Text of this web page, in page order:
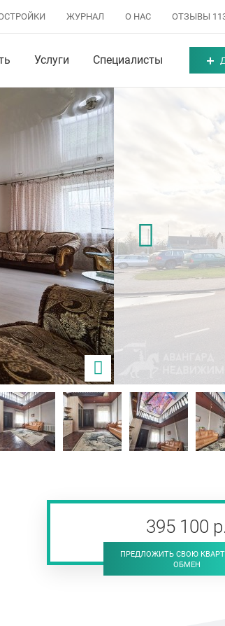
ЖУРНАЛ О НАС ОТЗЫВЫ
Услуги Специалисты
395 100 р.
ПРЕДЛОЖИТЬ СВОЮ
ОБМЕН